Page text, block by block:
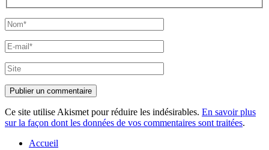
Nom*
E-
mail*
Site
Ce site utilise Akismet pour réduire les indésirables. En savoir plus
sur la façon dont les données de vos commentaires sont traitées.
Accueil